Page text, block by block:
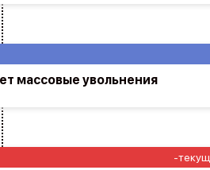
-текущ.
массовые увольнения